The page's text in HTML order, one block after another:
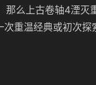
那么上古卷轴4湮灭
重温经典或初次探